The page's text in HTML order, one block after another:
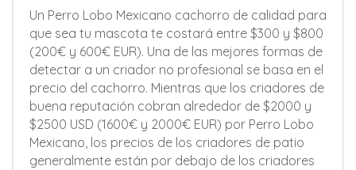
Un Perro Lobo Mexicano cachorro de calidad para
que sea tu mascota te costará entre $300 y $800
(200€ y 600€ EUR). Una de las mejores formas de
detectar a un criador no profesional se basa en el
precio del cachorro. Mientras que los criadores de
buena reputación cobran alrededor de $2000 y
$2500 USD (1600€ y 2000€ EUR) por Perro Lobo
Mexicano, los precios de los criadores de patio
generalmente están por debajo de los criadores